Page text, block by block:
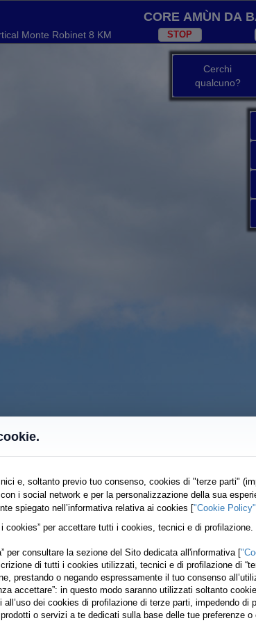
Core amùn da
Monte Robinet 8 KM
Cerchi
qualcuno?
e, soltanto previo tuo consenso, cookies di "terze parti"
i social network e per la personalizzazione della sua
spiegato nell’informativa relativa ai cookies ["Cookie Policy"
cookies” per accettare tutti i cookies, tecnici e di
per consultare la sezione del Sito dedicata all'informativa [
di tutti i cookies utilizzati, tecnici e di profilazione di
prestando o negando espressamente il tuo consenso
accettare”: in questo modo saranno utilizzati soltanto
dei cookies di profilazione di terze parti, impedendo di
o servizi a te dedicati sulla base delle tue preferenze